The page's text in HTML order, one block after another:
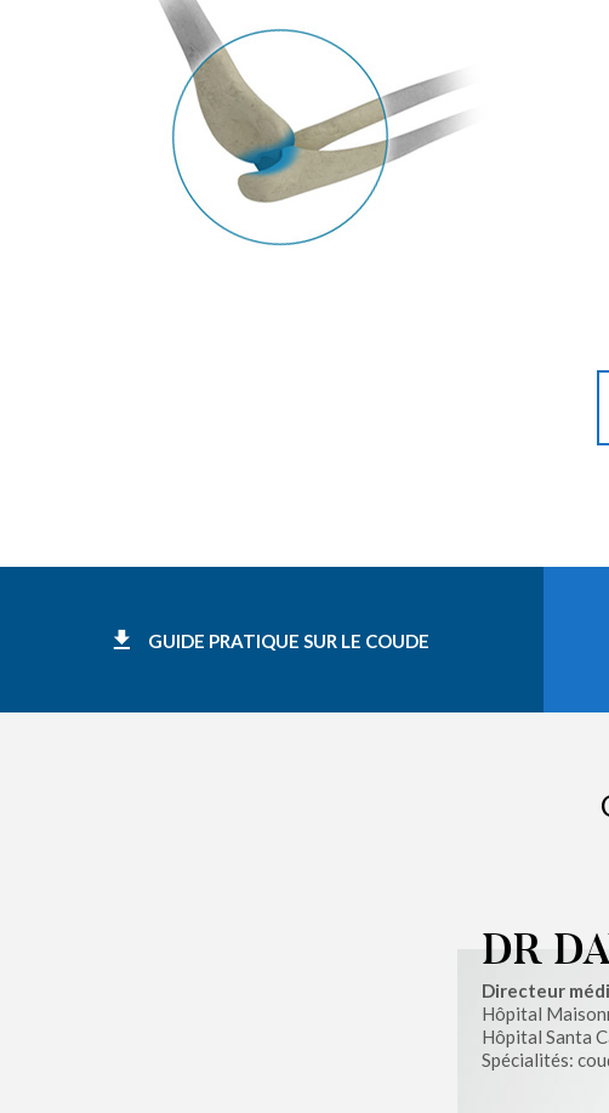
GUIDE PRATIQUE SUR LE COUDE
DR
Directeur
Hôpital
Hôpital Santa
Spécialités: